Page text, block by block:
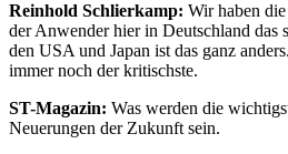
Reinhold Schlierkamp: Wir haben
der Anwender hier in Deutschland das
den USA und Japan ist das ganz
immer noch der kritischste.
ST-Magazin: Was werden die
Neuerungen der Zukunft sein.